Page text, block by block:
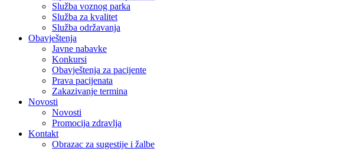
Služba voznog parka
Služba za kvalitet
Služba održavanja
Obavještenja
Javne nabavke
Konkursi
Obavještenja za pacijente
Prava pacijenata
Zakazivanje termina
Novosti
Novosti
Promocija zdravlja
Kontakt
Obrazac za sugestije i žalbe